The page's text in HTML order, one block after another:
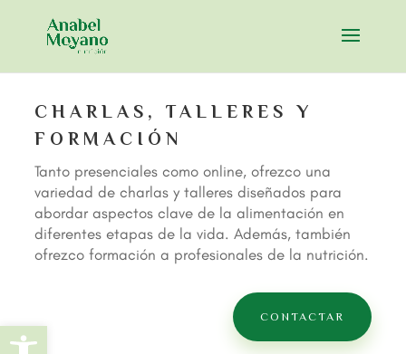
Abrir barra de herramientas
CHARLAS, TALLERES Y
FORMACIÓN
Tanto presenciales como online,ofrezco una
variedad de charlas y talleres diseñados para
abordar aspectos clave de la alimentación en
diferentes etapas de la vida. Además, también
ofrezco formación a profesionales de la nutrición.
CONTACTAR